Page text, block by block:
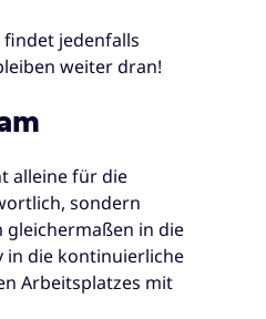
jedenfalls
weiter dran!
alleine für die
sondern
in die
in die kontinuierliche
Arbeitsplatzes mit